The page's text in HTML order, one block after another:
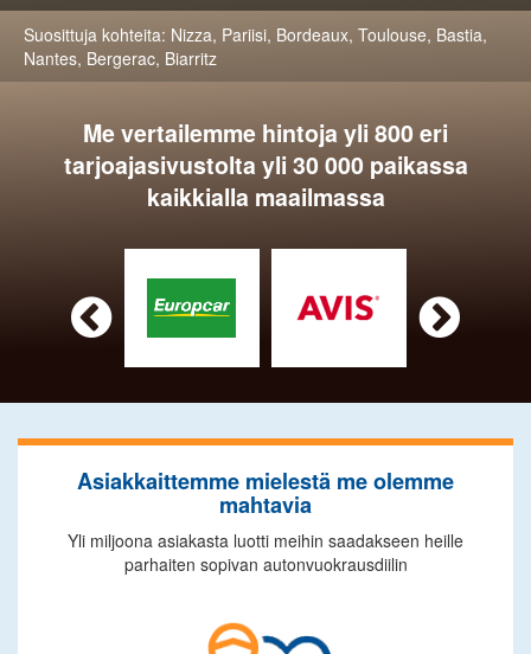
Suosittuja kohteita: Nizza, Pariisi, Bordeaux, Toulouse, Bastia,
Nantes, Bergerac, Biarritz
Me vertailemme hintoja yli 800 eri
tarjoajasivustolta yli 30 000 paikassa
kaikkialla maailmassa
 
Asiakkaittemme mielestä me olemme
mahtavia
Yli miljoona asiakasta luotti meihin saadakseen heille
parhaiten sopivan autonvuokrausdiilin